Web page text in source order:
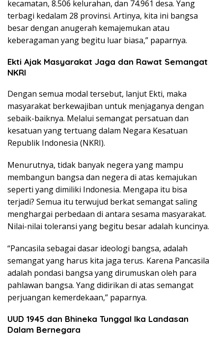
kecamatan, 8.506 kelurahan, dan 74.961 desa. Yang
terbagi kedalam 28 provinsi. Artinya, kita ini bangsa
besar dengan anugerah kemajemukan atau
keberagaman yang begitu luar biasa,” paparnya.
Ekti Ajak Masyarakat Jaga dan Rawat Semangat
NKRI
Dengan semua modal tersebut, lanjut Ekti, maka
masyarakat berkewajiban untuk menjaganya dengan
sebaik-baiknya. Melalui semangat persatuan dan
kesatuan yang tertuang dalam Negara Kesatuan
Republik Indonesia (NKRI).
Menurutnya, tidak banyak negera yang mampu
membangun bangsa dan negera di atas kemajukan
seperti yang dimiliki Indonesia. Mengapa itu bisa
terjadi? Semua itu terwujud berkat semangat saling
menghargai perbedaan di antara sesama masyarakat.
Nilai-nilai toleransi yang begitu besar adalah kuncinya.
“Pancasila sebagai dasar ideologi bangsa, adalah
semangat yang harus kita jaga terus. Karena Pancasila
adalah pondasi bangsa yang dirumuskan oleh para
pahlawan bangsa. Yang didirikan di atas semangat
perjuangan kemerdekaan,” paparnya.
UUD 1945 dan Bhineka Tunggal Ika Landasan
Dalam Bernegara